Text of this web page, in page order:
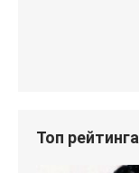
Топ рейтинга